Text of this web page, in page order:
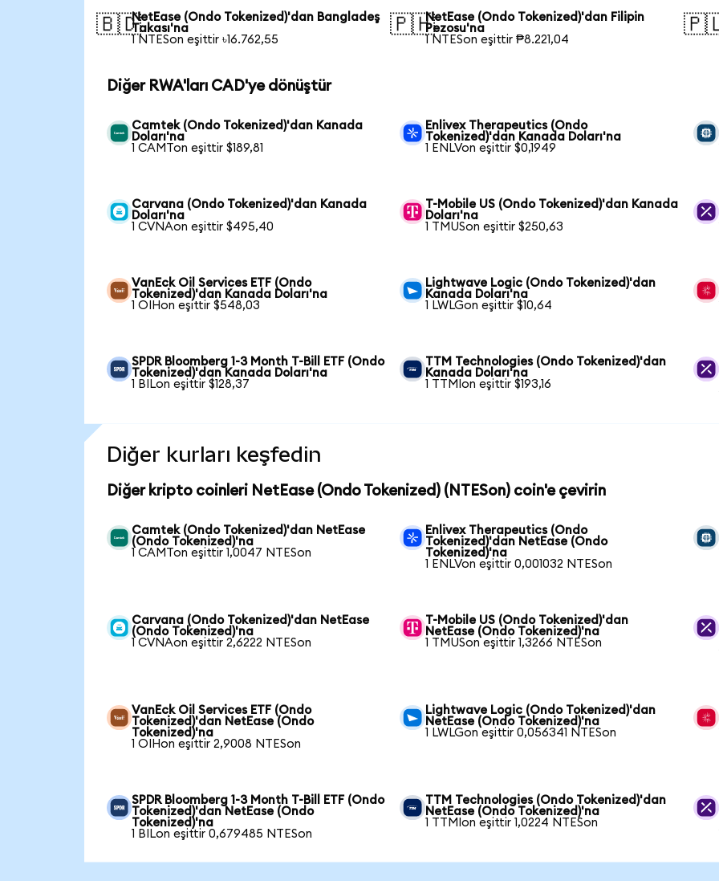
🇧🇩NetEase (Ondo Tokenized)'dan Bangladeş
Takası'na
1 NTESon eşittir ৳16.762,55
🇵🇭NetEase (Ondo Tokenized)'dan Filipin
Pezosu'na
1 NTESon eşittir ₱8.221,04
Diğer RWA'ları CAD'ye dönüştür
Camtek (Ondo Tokenized)'dan Kanada
Doları'na
1 CAMTon eşittir $189,81
Enlivex Therapeutics (Ondo
Tokenized)'dan Kanada Doları'na
1 ENLVon eşittir $0,1949
Carvana (Ondo Tokenized)'dan Kanada
Doları'na
1 CVNAon eşittir $495,40
T-Mobile US (Ondo Tokenized)'dan Kanada
Doları'na
1 TMUSon eşittir $250,63
VanEck Oil Services ETF (Ondo
Tokenized)'dan Kanada Doları'na
1 OIHon eşittir $548,03
Lightwave Logic (Ondo Tokenized)'dan
Kanada Doları'na
1 LWLGon eşittir $10,64
SPDR Bloomberg 1-3 Month T-Bill ETF (Ondo
Tokenized)'dan Kanada Doları'na
1 BILon eşittir $128,37
TTM Technologies (Ondo Tokenized)'dan
Kanada Doları'na
1 TTMIon eşittir $193,16
Diğer kurları keşfedin
Diğer kripto coinleri NetEase (Ondo Tokenized) (NTESon) coin'e çevirin
Camtek (Ondo Tokenized)'dan NetEase
(Ondo Tokenized)'na
1 CAMTon eşittir 1,0047 NTESon
Enlivex Therapeutics (Ondo
Tokenized)'dan NetEase (Ondo
Tokenized)'na
1 ENLVon eşittir 0,001032 NTESon
Carvana (Ondo Tokenized)'dan NetEase
(Ondo Tokenized)'na
1 CVNAon eşittir 2,6222 NTESon
T-Mobile US (Ondo Tokenized)'dan
NetEase (Ondo Tokenized)'na
1 TMUSon eşittir 1,3266 NTESon
VanEck Oil Services ETF (Ondo
Tokenized)'dan NetEase (Ondo
Tokenized)'na
1 OIHon eşittir 2,9008 NTESon
Lightwave Logic (Ondo Tokenized)'dan
NetEase (Ondo Tokenized)'na
1 LWLGon eşittir 0,056341 NTESon
SPDR Bloomberg 1-3 Month T-Bill ETF (Ondo
Tokenized)'dan NetEase (Ondo
Tokenized)'na
1 BILon eşittir 0,679485 NTESon
TTM Technologies (Ondo Tokenized)'dan
NetEase (Ondo Tokenized)'na
1 TTMIon eşittir 1,0224 NTESon